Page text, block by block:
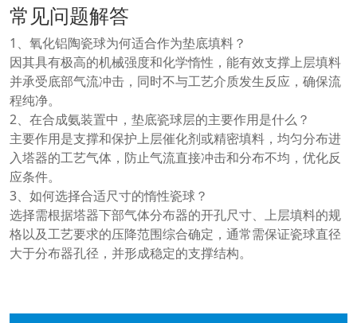
常见问题解答
1、氧化铝陶瓷球为何适合作为垫底填料？
因其具有极高的机械强度和化学惰性，能有效支撑上层填料
并承受底部气流冲击，同时不与工艺介质发生反应，确保流
程纯净。
2、在合成氨装置中，垫底瓷球层的主要作用是什么？
主要作用是支撑和保护上层催化剂或精密填料，均匀分布进
入塔器的工艺气体，防止气流直接冲击和分布不均，优化反
应条件。
3、如何选择合适尺寸的惰性瓷球？
选择需根据塔器下部气体分布器的开孔尺寸、上层填料的规
格以及工艺要求的压降范围综合确定，通常需保证瓷球直径
大于分布器孔径，并形成稳定的支撑结构。